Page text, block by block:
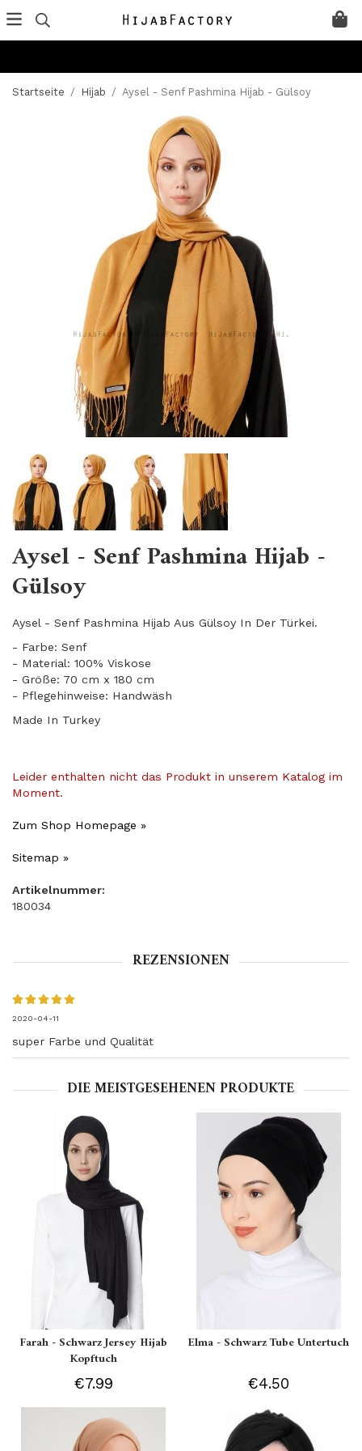
Startseite / Hijab / Aysel - Senf Pashmina Hijab - Gülsoy
Aysel - Senf Pashmina Hijab -
Gülsoy
Aysel - Senf Pashmina Hijab Aus Gülsoy In Der Türkei.
- Farbe: Senf
- Material: 100% Viskose
- Größe: 70 cm x 180 cm
- Pflegehinweise: Handwäsh
Made In Turkey
Leider enthalten nicht das Produkt in unserem Katalog im
Moment.
Zum Shop Homepage »
Sitemap »
Artikelnummer:
180034
REZENSIONEN
2020-04-11
super Farbe und Qualität
DIE MEISTGESEHENEN PRODUKTE
Farah - Schwarz Jersey Hijab
Kopftuch
€7.99
Elma - Schwarz Tube Untertuch
€4.50